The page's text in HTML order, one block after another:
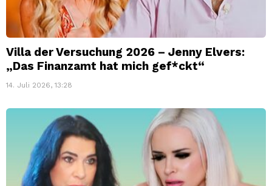
Villa der Versuchung 2026 – Jenny Elvers:
„Das Finanzamt hat mich gef*ckt“
14. Juli 2026, 13:28